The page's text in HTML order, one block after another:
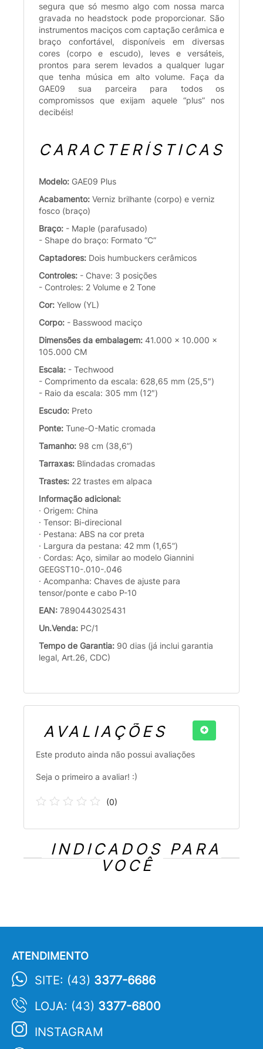
segura que só mesmo algo com nossa marca
gravada no headstock pode proporcionar. São
instrumentos maciços com captação cerâmica e
braço confortável, disponíveis em diversas
cores (corpo e escudo), leves e versáteis,
prontos para serem levados a qualquer lugar
que tenha música em alto volume. Faça da
GAE09 sua parceira para todos os
compromissos que exijam aquele “plus” nos
decibéis!
CARACTERÍSTICAS
Modelo: GAE09 Plus
Acabamento: Verniz brilhante (corpo) e verniz
fosco (braço)
Braço: - Maple (parafusado)
- Shape do braço: Formato “C”
Captadores: Dois humbuckers cerâmicos
Controles: - Chave: 3 posições
- Controles: 2 Volume e 2 Tone
Cor: Yellow (YL)
Corpo: - Basswood maciço
Dimensões da embalagem: 41.000 x 10.000 x
105.000 CM
Escala: - Techwood
- Comprimento da escala: 628,65 mm (25,5″)
- Raio da escala: 305 mm (12″)
Escudo: Preto
Ponte: Tune-O-Matic cromada
Tamanho: 98 cm (38,6”)
Tarraxas: Blindadas cromadas
Trastes: 22 trastes em alpaca
Informação adicional:
· Origem: China
· Tensor: Bi-direcional
· Pestana: ABS na cor preta
· Largura da pestana: 42 mm (1,65”)
· Cordas: Aço, similar ao modelo Giannini
GEEGST10-.010-.046
· Acompanha: Chaves de ajuste para
tensor/ponte e cabo P-10
EAN: 7890443025431
Un.Venda: PC/1
Tempo de Garantia: 90 dias (já inclui garantia
legal, Art.26, CDC)
AVALIAÇÕES
Este produto ainda não possui avaliações
Seja o primeiro a avaliar! :)
(0)
INDICADOS PARA
VOCÊ
ATENDIMENTO
SITE: (43) 3377-6686
LOJA: (43) 3377-6800
INSTAGRAM